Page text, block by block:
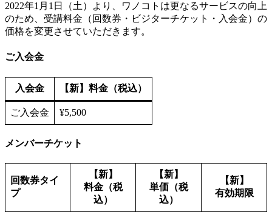
2022年1月1日（土）より、ワノコトは更なるサービスの向上
のため、受講料金（回数券・ビジターチケット・入会金）の
価格を変更させていただきます。
ご入会金
入会金 【新】料金（税込）
ご入会金 ¥5,500
メンバーチケット
回数券タイ
プ
【新】
料金（税
込）
【新】
単価（税
込）
【新】
有効期限